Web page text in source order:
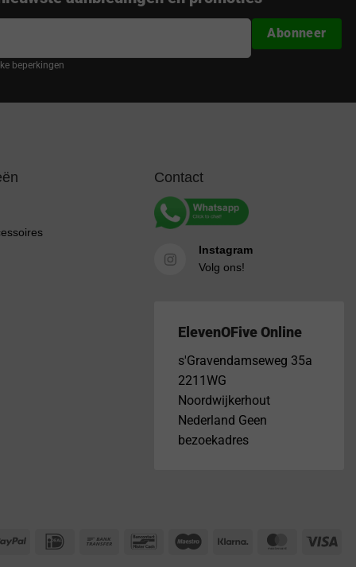
beperkingen
Abonneer
Contact
Instagram
Volg ons!
ElevenOFive Online
s'Gravendamseweg 35a
2211WG
Noordwijkerhout
Nederland Geen
bezoekadres
PayPal IDeal
Bank
BancontactMaestro Klarna